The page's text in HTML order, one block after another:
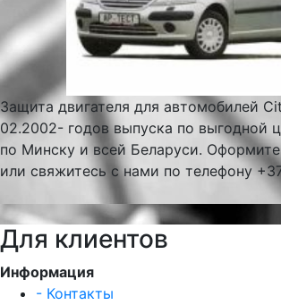
Защита двигателя для автомобилей
02.2002- годов выпуска по выгодной
по Минску и всей Беларуси. Оформите
или свяжитесь с нами по телефону
Для клиентов
Информация
- Контакты